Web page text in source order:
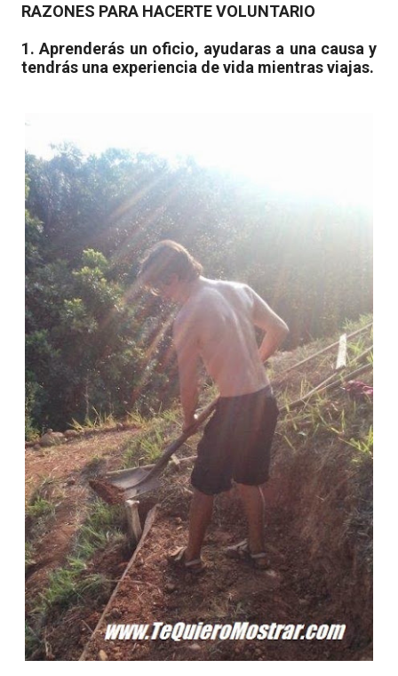
RAZONES PARA HACERTE VOLUNTARIO
1. Aprenderás un oficio, ayudaras a una causa y
tendrás una experiencia de vida mientras viajas.